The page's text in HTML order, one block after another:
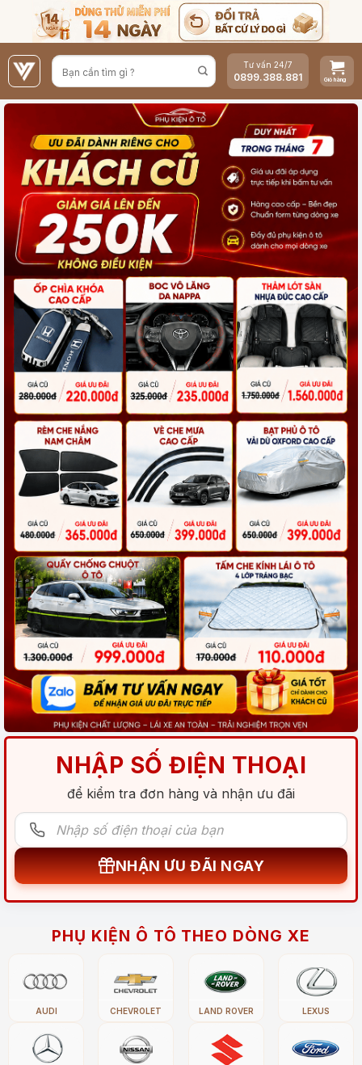
nội
dung
Tư vấn 24/7
0899.388.881
NHẬP SỐ ĐIỆN THOẠI
để kiểm tra đơn hàng và nhận ưu đãi
NHẬN ƯU ĐÃI NGAY
PHỤ KIỆN Ô TÔ THEO DÒNG XE
AUDI CHEVROLET LAND ROVER LEXUS